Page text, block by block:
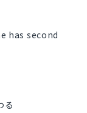
has second
る